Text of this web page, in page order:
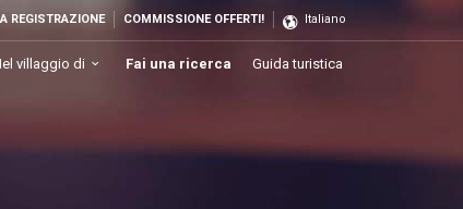
REGISTRAZIONE COMMISSIONE OFFERTI! Italiano
villaggio di Fai una ricerca Guida turistica